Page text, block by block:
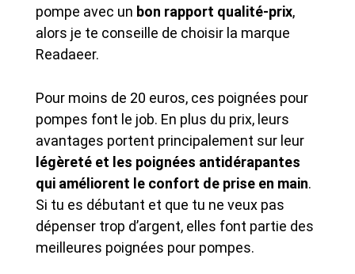
pompe avec un bon rapport qualité-prix,
alors je te conseille de choisir la marque
Readaeer.
Pour moins de 20 euros, ces poignées pour
pompes font le job. En plus du prix, leurs
avantages portent principalement sur leur
légèreté et les poignées antidérapantes
qui améliorent le confort de prise en main.
Si tu es débutant et que tu ne veux pas
dépenser trop d’argent, elles font partie des
meilleures poignées pour pompes.